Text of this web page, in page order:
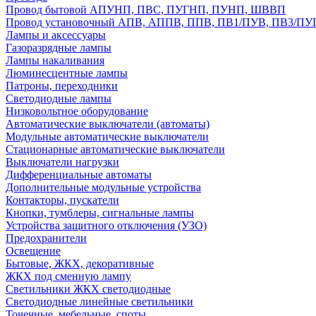
Провод бытовой АПУНП, ПВС, ПУГНП, ПУНП, ШВВП
Провод установочный АПВ, АППВ, ППВ, ПВ1/ПУВ, ПВ3/
Лампы и аксессуары
Газоразрядные лампы
Лампы накаливания
Люминесцентные лампы
Патроны, переходники
Светодиодные лампы
Низковольтное оборудование
Автоматические выключатели (автоматы)
Модульные автоматические выключатели
Стационарные автоматические выключатели
Выключатели нагрузки
Дифференциальные автоматы
Дополнительные модульные устройства
Контакторы, пускатели
Кнопки, тумблеры, сигнальные лампы
Устройства защитного отключения (УЗО)
Предохранители
Освещение
Бытовые, ЖКХ, декоративные
ЖКХ под сменную лампу
Светильники ЖКХ светодиодные
Светодиодные линейные светильники